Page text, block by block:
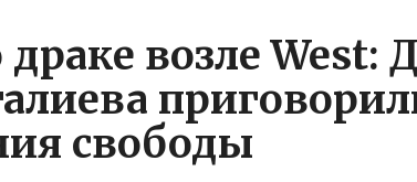
драке возле West:
свободы